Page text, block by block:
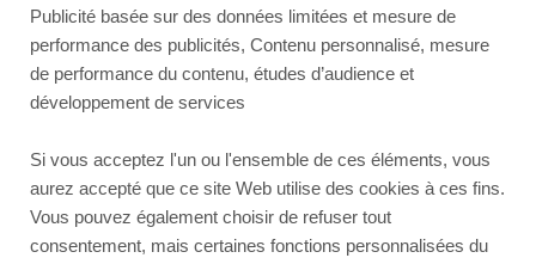
Publicité basée sur des données limitées et mesure de
performance des publicités, Contenu personnalisé, mesure
de performance du contenu, études d’audience et
développement de services
Si vous acceptez l'un ou l'ensemble de ces éléments, vous
aurez accepté que ce site Web utilise des cookies à ces fins.
Vous pouvez également choisir de refuser tout
consentement, mais certaines fonctions personnalisées du
Reload to try again, or go back.
Reload Back